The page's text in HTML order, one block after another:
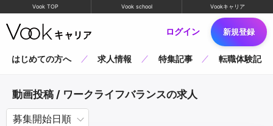
Vook TOP Vook school Vookキャリア
ログイン 新規登録
はじめての方へ 求人情報 特集記事 転職体験記
動画投稿 / ワークライフバランスの求人